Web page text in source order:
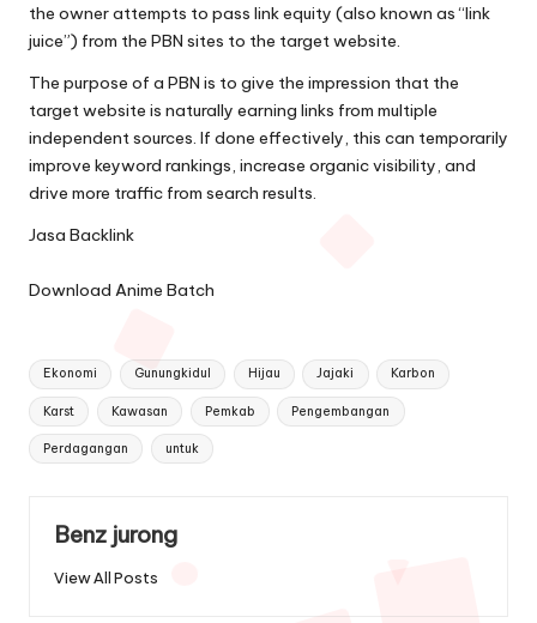
the owner attempts to pass link equity (also known as “link
juice”) from the PBN sites to the target website.
The purpose of a PBN is to give the impression that the
target website is naturally earning links from multiple
independent sources. If done effectively, this can temporarily
improve keyword rankings, increase organic visibility, and
drive more traffic from search results.
Jasa Backlink
Download Anime Batch
Tags:
Ekonomi Gunungkidul Hijau Jajaki Karbon
Karst Kawasan Pemkab Pengembangan
Perdagangan untuk
Benz jurong
View All Posts